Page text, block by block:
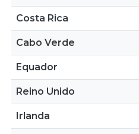
Costa Rica
Cabo Verde
Equador
Reino Unido
Irlanda